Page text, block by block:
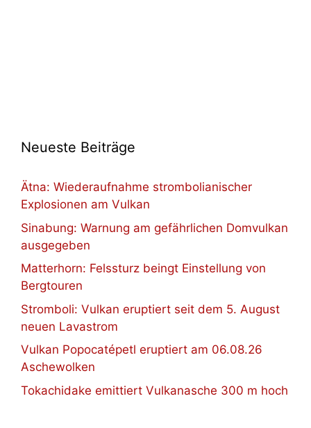
Neueste Beiträge
Ätna: Wiederaufnahme strombolianischer
Explosionen am Vulkan
Sinabung: Warnung am gefährlichen Domvulkan
ausgegeben
Matterhorn: Felssturz beingt Einstellung von
Bergtouren
Stromboli: Vulkan eruptiert seit dem 5. August
neuen Lavastrom
Vulkan Popocatépetl eruptiert am 06.08.26
Aschewolken
Tokachidake emittiert Vulkanasche 300 m hoch